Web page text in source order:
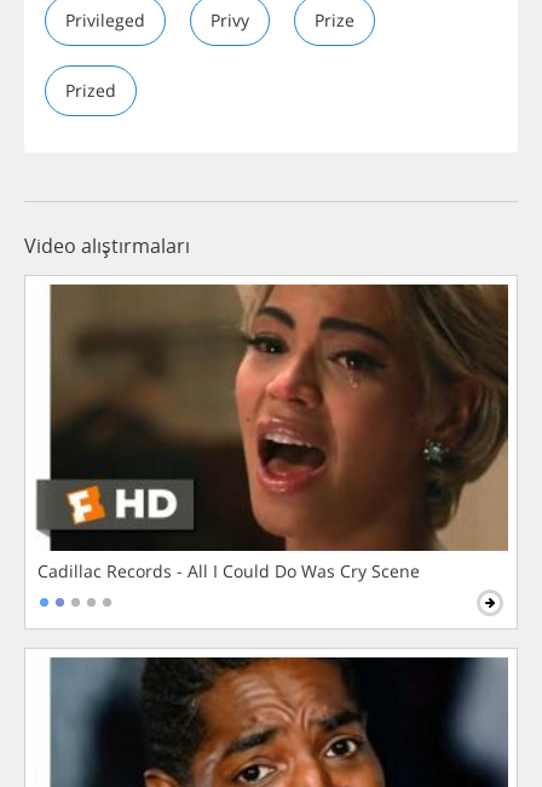
Privileged Privy Prize
Prized
Video alıştırmaları
Cadillac Records - All I Could Do Was Cry Scene